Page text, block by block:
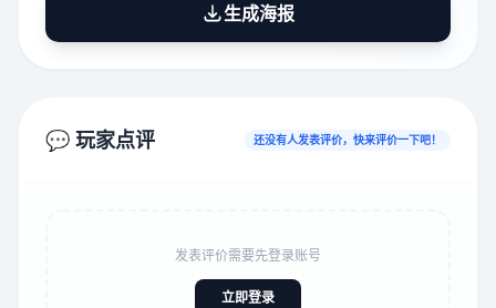
生成海报
💬 玩家点评 还没有人发表评价，快来评价一下吧！
发表评价需要先登录账号
立即登录